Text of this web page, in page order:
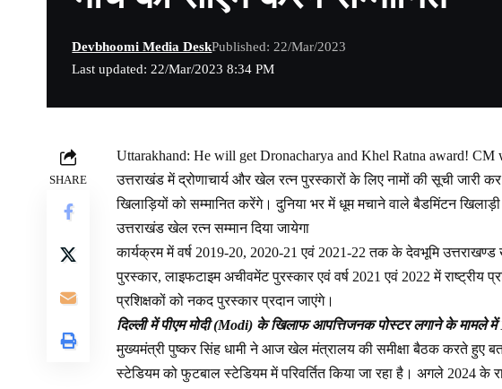
Last updated: 22/Mar/2023 8:34 PM
Devbhoomi Media DeskPublished: 22/Mar/2023
SHARE
Uttarakhand: He will get Dronacharya and Khel Ratna award! CM
उत्तराखंड में द्रोणाचार्य और खेल रत्न पुरस्कारों के लिए नामों की सूची जारी
खिलाड़ियों को सम्मानित करेंगे। दुनिया भर में धूम मचाने वाले बैडमिंटन
उत्तराखंड खेल रत्न सम्मान दिया जायेगा
कार्यक्रम में वर्ष 2019-20, 2020-21 एवं 2021-22 तक के देवभूमि उत्तराखण्ड
पुरस्कार, लाइफटाइम अचीवमेंट पुरस्कार एवं वर्ष 2021 एवं 2022 में राष्ट्रीय
प्रशिक्षकों को नकद पुरस्कार प्रदान जाएंगे।
दिल्ली में पीएम मोदी (Modi) के खिलाफ आपत्तिजनक पोस्टर लगाने के मामले
मुख्यमंत्री पुष्कर सिंह धामी ने आज खेल मंत्रालय की समीक्षा बैठक करते हुए
स्टेडियम को फुटबाल स्टेडियम में परिवर्तित किया जा रहा है। अगले 2024 के